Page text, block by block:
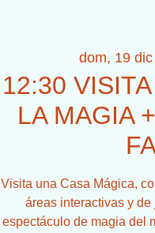
dom, 19 dic
12:30
LA MAGIA
Visita una Casa Mágica,
áreas interactivas y
espectáculo de magia del